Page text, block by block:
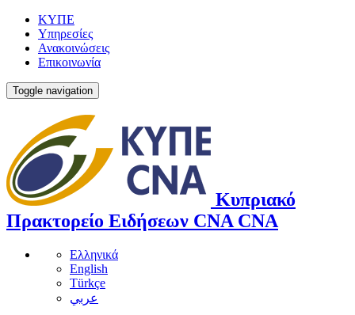
ΚΥΠΕ
Υπηρεσίες
Ανακοινώσεις
Επικοινωνία
Toggle navigation
Κυπριακό
Πρακτορείο Ειδήσεων CNA CNA
Ελληνικά
English
Türkçe
عربي